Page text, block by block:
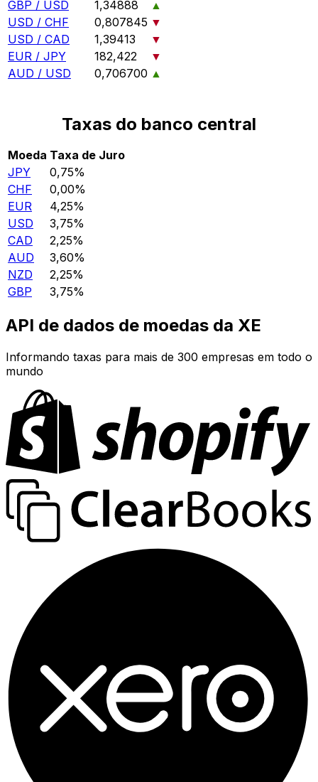
GBP / USD
1,34888
▲
USD / CHF
0,807845 ▼
USD / CAD
1,39413
▼
EUR / JPY
182,422
▼
AUD / USD
0,706700 ▲
Taxas do banco central
Moeda Taxa de Juro
JPY
0,75%
CHF
0,00%
EUR
4,25%
USD
3,75%
CAD
2,25%
AUD
3,60%
NZD
2,25%
GBP
3,75%
API de dados de moedas da XE
Informando taxas para mais de 300 empresas em todo o
mundo